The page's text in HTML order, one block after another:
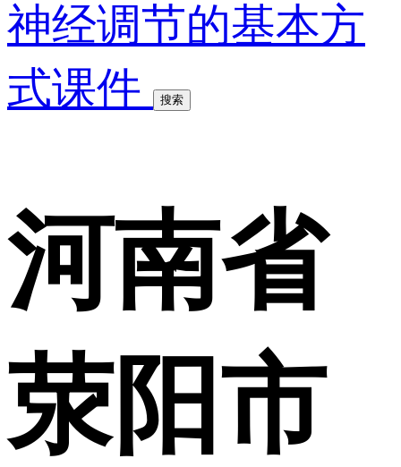
神经调节的基本方
式课件
搜索
河南省
荥阳市